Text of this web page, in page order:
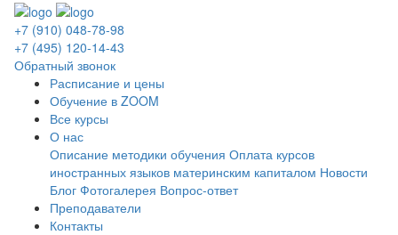
+7 (910) 048-78-98
+7 (495) 120-14-43
Обратный звонок
Расписание и цены
Обучение в ZOOM
Все курсы
О нас
Описание методики обучения Оплата курсов
иностранных языков материнским капиталом Новости
Блог Фотогалерея Вопрос-ответ
Преподаватели
Контакты